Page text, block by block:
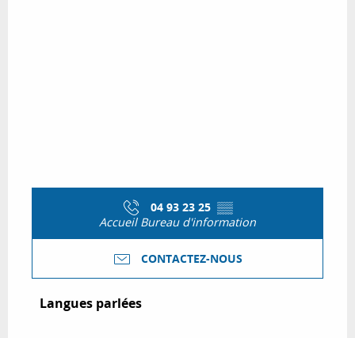
04 93 23 25 ▒▒
Accueil Bureau d'information
CONTACTEZ-NOUS
Langues parlées
Langues parlées